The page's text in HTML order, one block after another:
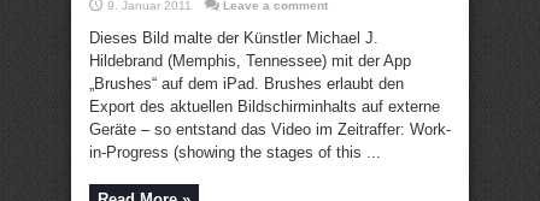
9. Januar 2011 Leave a comment
Dieses Bild malte der Künstler Michael J.
Hildebrand (Memphis, Tennessee) mit der App
„Brushes“ auf dem iPad. Brushes erlaubt den
Export des aktuellen Bildschirminhalts auf externe
Geräte – so entstand das Video im Zeitraffer: Work-
in-Progress (showing the stages of this ...